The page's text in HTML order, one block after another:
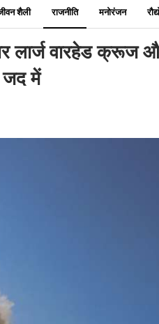
शैली राजनीति मनोरंजन
लार्ज वारहेड क्रूज
जद में